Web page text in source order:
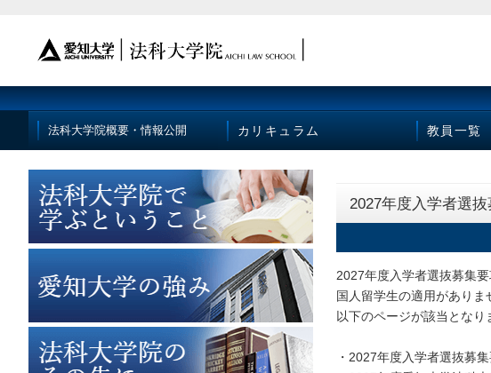
法科大学院概要・情報公開 カリキュラム 教員一覧
2027年度入学者選
2027年度入学者選抜募集
国人留学生の適用がありま
以下のページが該当となり
・2027年度入学者選抜募